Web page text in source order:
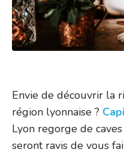
Envie de découvrir la
région lyonnaise ?
Lyon regorge de
seront ravis de vous